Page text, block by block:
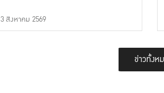
3 สิงหาคม 2569
ข่าวทั้งห